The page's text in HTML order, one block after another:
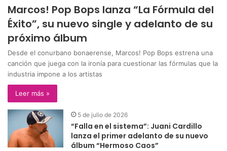
Marcos! Pop Bops lanza “La Fórmula del
Éxito”, su nuevo single y adelanto de su
próximo álbum
Desde el conurbano bonaerense, Marcos! Pop Bops estrena una
canción que juega con la ironía para cuestionar las fórmulas que la
industria impone a los artistas
Leer más »
5 de julio de 2026
“Falla en el sistema”: Juani Cardillo
lanza el primer adelanto de su nuevo
álbum “Hermoso Caos”